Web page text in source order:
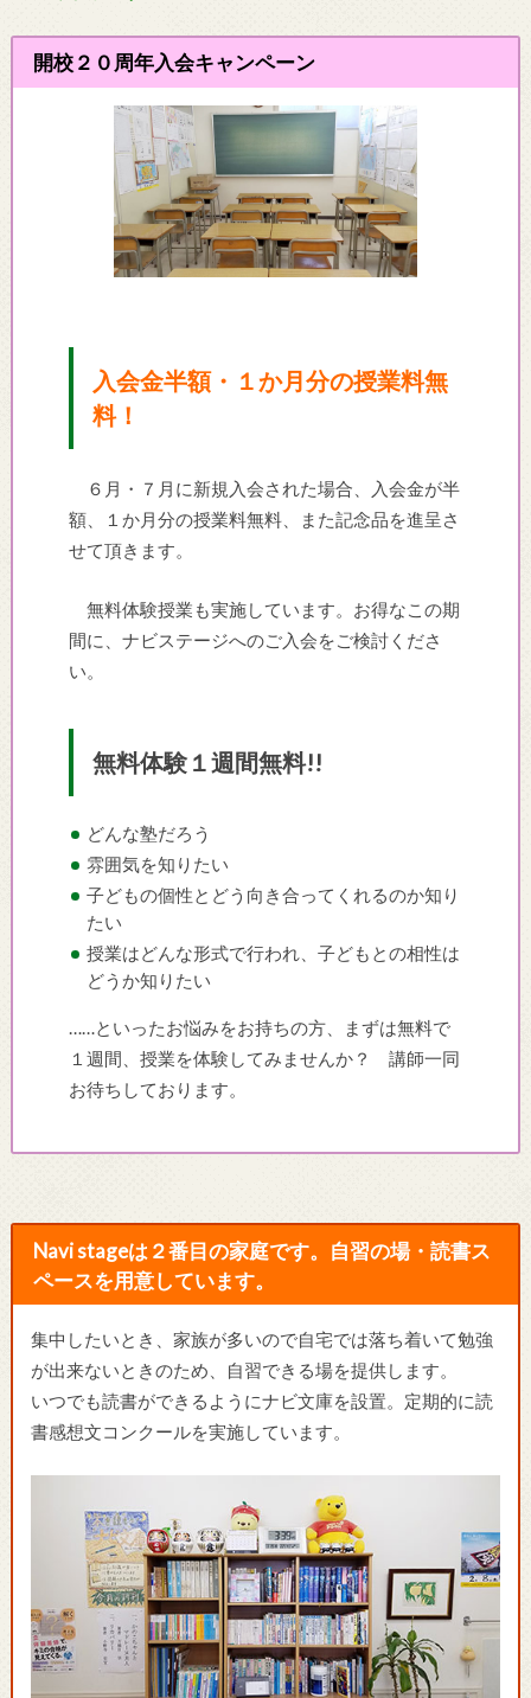
開校２０周年入会キャンペーン
入会金半額・１か月分の授業料無
料！
６月・７月に新規入会された場合、入会金が半
額、１か月分の授業料無料、また記念品を進呈さ
せて頂きます。
無料体験授業も実施しています。お得なこの期
間に、ナビステージへのご入会をご検討くださ
い。
無料体験１週間無料!!
どんな塾だろう
雰囲気を知りたい
子どもの個性とどう向き合ってくれるのか知り
たい
授業はどんな形式で行われ、子どもとの相性は
どうか知りたい
……といったお悩みをお持ちの方、まずは無料で
１週間、授業を体験してみませんか？ 講師一同
お待ちしております。
Navi stageは２番目の家庭です。自習の場・読書ス
ペースを用意しています。
集中したいとき、家族が多いので自宅では落ち着いて勉強
が出来ないときのため、自習できる場を提供します。
いつでも読書ができるようにナビ文庫を設置。定期的に読
書感想文コンクールを実施しています。